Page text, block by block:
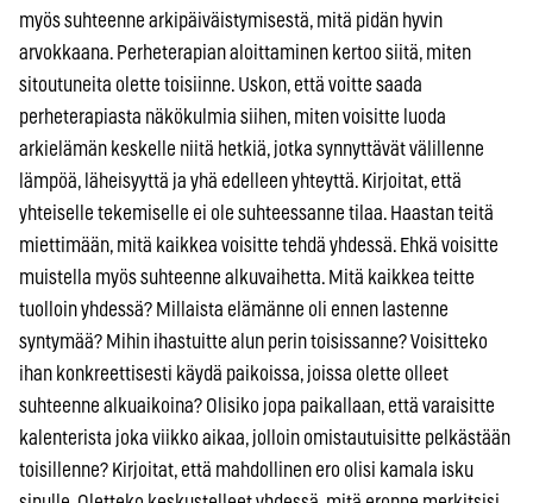
myös suhteenne arkipäiväistymisestä, mitä pidän hyvin
arvokkaana. Perheterapian aloittaminen kertoo siitä, miten
sitoutuneita olette toisiinne. Uskon, että voitte saada
perheterapiasta näkökulmia siihen, miten voisitte luoda
arkielämän keskelle niitä hetkiä, jotka synnyttävät välillenne
lämpöä, läheisyyttä ja yhä edelleen yhteyttä. Kirjoitat, että
yhteiselle tekemiselle ei ole suhteessanne tilaa. Haastan teitä
miettimään, mitä kaikkea voisitte tehdä yhdessä. Ehkä voisitte
muistella myös suhteenne alkuvaihetta. Mitä kaikkea teitte
tuolloin yhdessä? Millaista elämänne oli ennen lastenne
syntymää? Mihin ihastuitte alun perin toisissanne? Voisitteko
ihan konkreettisesti käydä paikoissa, joissa olette olleet
suhteenne alkuaikoina? Olisiko jopa paikallaan, että varaisitte
kalenterista joka viikko aikaa, jolloin omistautuisitte pelkästään
toisillenne? Kirjoitat, että mahdollinen ero olisi kamala isku